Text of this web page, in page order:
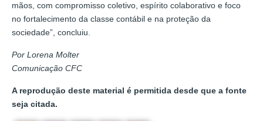
mãos, com compromisso coletivo, espírito colaborativo e foco
no fortalecimento da classe contábil e na proteção da
sociedade”, concluiu.
Por Lorena Molter
Comunicação CFC
A reprodução deste material é permitida desde que a fonte
seja citada.